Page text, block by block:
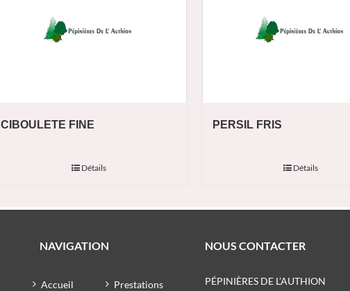
CIBOULETE FINE
Détails
PERSIL FRIS
Détails
NAVIGATION
Accueil Prestations
NOUS CONTACTER
PÉPINIÈRES DE L’AUTHION